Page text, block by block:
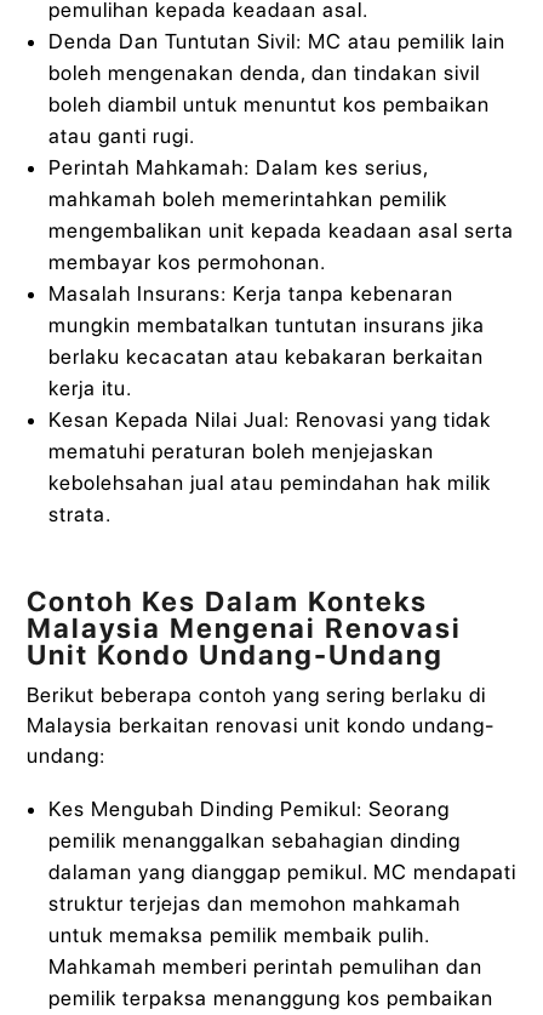
pemulihan kepada keadaan asal.
Denda Dan Tuntutan Sivil: MC atau pemilik lain
boleh mengenakan denda, dan tindakan sivil
boleh diambil untuk menuntut kos pembaikan
atau ganti rugi.
Perintah Mahkamah: Dalam kes serius,
mahkamah boleh memerintahkan pemilik
mengembalikan unit kepada keadaan asal serta
membayar kos permohonan.
Masalah Insurans: Kerja tanpa kebenaran
mungkin membatalkan tuntutan insurans jika
berlaku kecacatan atau kebakaran berkaitan
kerja itu.
Kesan Kepada Nilai Jual: Renovasi yang tidak
mematuhi peraturan boleh menjejaskan
kebolehsahan jual atau pemindahan hak milik
strata.
Contoh Kes Dalam Konteks
Malaysia Mengenai Renovasi
Unit Kondo Undang-Undang
Berikut beberapa contoh yang sering berlaku di
Malaysia berkaitan renovasi unit kondo undang-
undang:
Kes Mengubah Dinding Pemikul: Seorang
pemilik menanggalkan sebahagian dinding
dalaman yang dianggap pemikul. MC mendapati
struktur terjejas dan memohon mahkamah
untuk memaksa pemilik membaik pulih.
Mahkamah memberi perintah pemulihan dan
pemilik terpaksa menanggung kos pembaikan